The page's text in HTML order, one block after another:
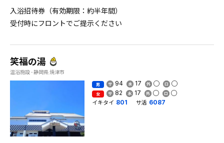
入浴招待券（有効期限：約半年間）
受付時にフロントでご提示ください
笑福の湯
温浴施設 - 静岡県 焼津市
男 94 17
女 82 17
イキタイ 801 サ活 6087